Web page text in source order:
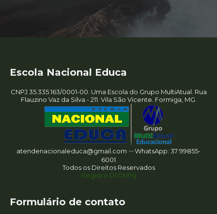
Escola Nacional Educa
CNPJ 35.335.163/0001-00. Uma Escola do Grupo MultiAtual. Rua
Flauzino Vaz da Silva - 211. Vila São Vicente. Formiga, MG.
atendenacionaleduca@gmail.com ㄧWhatsApp: 37 99855-
6001
Todos os Direitos Reservados
Registro DI CNPq
Formulário de contato